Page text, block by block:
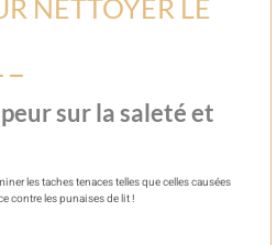
NETTOYER LE
sur la saleté et
les taches tenaces telles que celles causées
contre les punaises de lit !